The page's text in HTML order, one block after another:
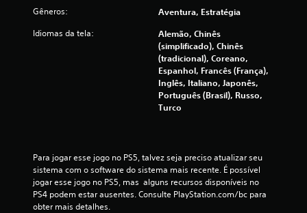
c
l
s
i
Gêneros: Aventura, Estratégia
Idiomas da tela:
Alemão, Chinês
(simplificado), Chinês
(tradicional), Coreano,
Espanhol, Francês (França),
Inglês, Italiano, Japonês,
Português (Brasil), Russo,
Turco
Para jogar esse jogo no PS5, talvez seja preciso atualizar seu
sistema com o software do sistema mais recente. É possível
jogar esse jogo no PS5, mas  alguns recursos disponíveis no
PS4 podem estar ausentes. Consulte PlayStation.com/bc para
obter mais detalhes.